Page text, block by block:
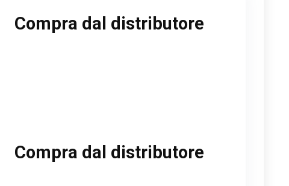
Compra dal distributore
Compra dal distributore